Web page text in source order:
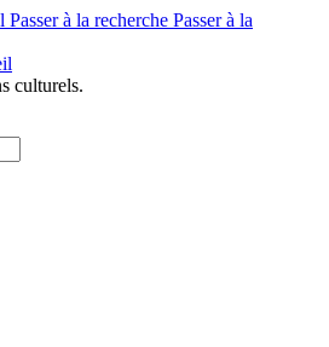
Passer à la recherche Passer à la
culturels.